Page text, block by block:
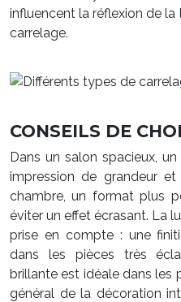
influencent la réflexion de la
carrelage.
CONSEILS DE
Dans un salon spacieux,
impression de grandeur et
chambre, un format plus
éviter un effet écrasant. La
prise en compte : une
dans les pièces très
brillante est idéale dans les
général de la décoration